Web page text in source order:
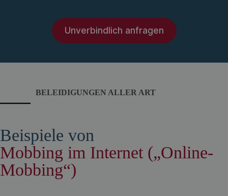
Unverbindlich anfragen
BELEIDIGUNGEN ALLER ART
Beispiele von
Mobbing im Internet („Online-
Mobbing“)